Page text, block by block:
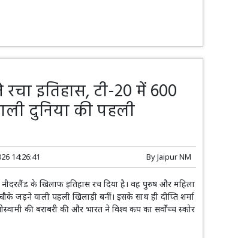
रचा इतिहास, टी-20 में 600
दुनिया की पहली
14:26:41 ByJaipur NM
नीदरलैंड के खिलाफ इतिहास रच दिया है। वह पुरुष और महिला
जड़ने वाली पहली खिलाड़ी बनीं। इसके साथ ही दीप्ति शर्मा
की बराबरी की और भारत ने विश्व कप का सर्वोच्च स्कोर